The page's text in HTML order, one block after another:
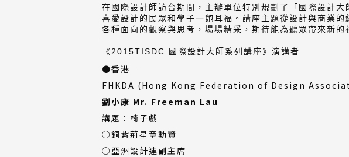
在國際設計師訪台期間，主辦單位特別規劃了「國際設計
喜愛設計的民眾和學子一飽耳福。講座主題從設計與商業
各種面向的觀察與思考，場場精采，期待能為聽眾帶來新的
————
《2015TISDC 國際設計大師系列講座》演講者
●香港－
FHKDA (Hong Kong Federation of Design
劉小康 Mr. Freeman Lau
講題：椅子戲
○銅紫荊星章勳賢
○亞洲設計連副主席